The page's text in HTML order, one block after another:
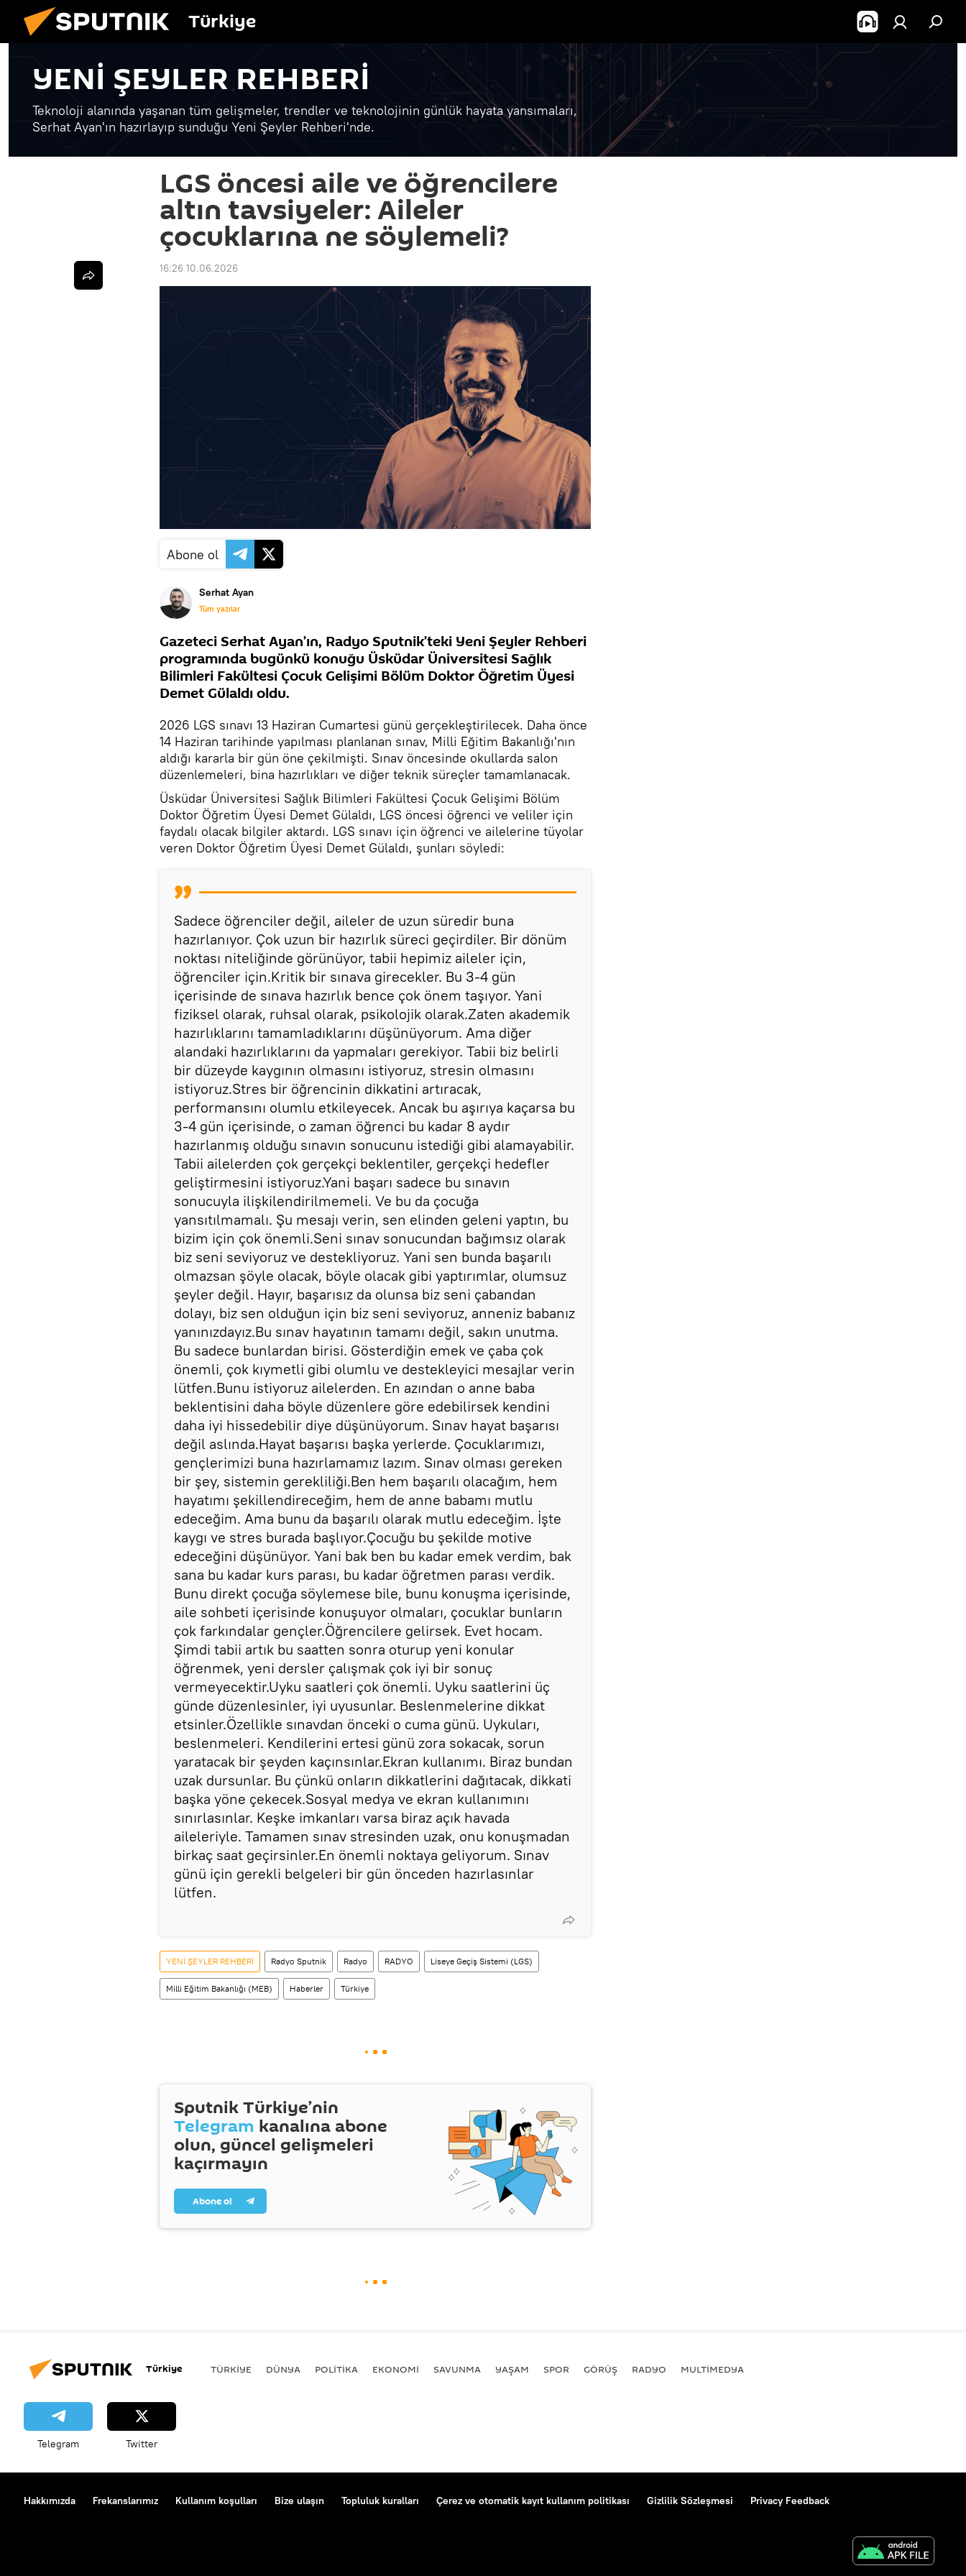
Türkiye
YENİ ŞEYLER REHBERİ
Teknoloji alanında yaşanan tüm gelişmeler, trendler ve teknolojinin günlük hayata yansımaları,
Serhat Ayan'ın hazırlayıp sunduğu Yeni Şeyler Rehberi'nde.
LGS öncesi aile ve öğrencilere
altın tavsiyeler: Aileler
çocuklarına ne söylemeli?
16:26 10.06.2026
Abone ol
Serhat Ayan
Tüm yazılar
Gazeteci Serhat Ayan’ın, Radyo Sputnik’teki Yeni Şeyler Rehberi
programında bugünkü konuğu Üsküdar Üniversitesi Sağlık
Bilimleri Fakültesi Çocuk Gelişimi Bölüm Doktor Öğretim Üyesi
Demet Gülaldı oldu.
2026 LGS sınavı 13 Haziran Cumartesi günü gerçekleştirilecek. Daha önce
14 Haziran tarihinde yapılması planlanan sınav, Milli Eğitim Bakanlığı'nın
aldığı kararla bir gün öne çekilmişti. Sınav öncesinde okullarda salon
düzenlemeleri, bina hazırlıkları ve diğer teknik süreçler tamamlanacak.
Üsküdar Üniversitesi Sağlık Bilimleri Fakültesi Çocuk Gelişimi Bölüm
Doktor Öğretim Üyesi Demet Gülaldı, LGS öncesi öğrenci ve veliler için
faydalı olacak bilgiler aktardı. LGS sınavı için öğrenci ve ailelerine tüyolar
veren Doktor Öğretim Üyesi Demet Gülaldı, şunları söyledi:
Sadece öğrenciler değil, aileler de uzun süredir buna
hazırlanıyor. Çok uzun bir hazırlık süreci geçirdiler. Bir dönüm
noktası niteliğinde görünüyor, tabii hepimiz aileler için,
öğrenciler için.Kritik bir sınava girecekler. Bu 3-4 gün
içerisinde de sınava hazırlık bence çok önem taşıyor. Yani
fiziksel olarak, ruhsal olarak, psikolojik olarak.Zaten akademik
hazırlıklarını tamamladıklarını düşünüyorum. Ama diğer
alandaki hazırlıklarını da yapmaları gerekiyor. Tabii biz belirli
bir düzeyde kaygının olmasını istiyoruz, stresin olmasını
istiyoruz.Stres bir öğrencinin dikkatini artıracak,
performansını olumlu etkileyecek. Ancak bu aşırıya kaçarsa bu
3-4 gün içerisinde, o zaman öğrenci bu kadar 8 aydır
hazırlanmış olduğu sınavın sonucunu istediği gibi alamayabilir.
Tabii ailelerden çok gerçekçi beklentiler, gerçekçi hedefler
geliştirmesini istiyoruz.Yani başarı sadece bu sınavın
sonucuyla ilişkilendirilmemeli. Ve bu da çocuğa
yansıtılmamalı. Şu mesajı verin, sen elinden geleni yaptın, bu
bizim için çok önemli.Seni sınav sonucundan bağımsız olarak
biz seni seviyoruz ve destekliyoruz. Yani sen bunda başarılı
olmazsan şöyle olacak, böyle olacak gibi yaptırımlar, olumsuz
şeyler değil. Hayır, başarısız da olunsa biz seni çabandan
dolayı, biz sen olduğun için biz seni seviyoruz, anneniz babanız
yanınızdayız.Bu sınav hayatının tamamı değil, sakın unutma.
Bu sadece bunlardan birisi. Gösterdiğin emek ve çaba çok
önemli, çok kıymetli gibi olumlu ve destekleyici mesajlar verin
lütfen.Bunu istiyoruz ailelerden. En azından o anne baba
beklentisini daha böyle düzenlere göre edebilirsek kendini
daha iyi hissedebilir diye düşünüyorum. Sınav hayat başarısı
değil aslında.Hayat başarısı başka yerlerde. Çocuklarımızı,
gençlerimizi buna hazırlamamız lazım. Sınav olması gereken
bir şey, sistemin gerekliliği.Ben hem başarılı olacağım, hem
hayatımı şekillendireceğim, hem de anne babamı mutlu
edeceğim. Ama bunu da başarılı olarak mutlu edeceğim. İşte
kaygı ve stres burada başlıyor.Çocuğu bu şekilde motive
edeceğini düşünüyor. Yani bak ben bu kadar emek verdim, bak
sana bu kadar kurs parası, bu kadar öğretmen parası verdik.
Bunu direkt çocuğa söylemese bile, bunu konuşma içerisinde,
aile sohbeti içerisinde konuşuyor olmaları, çocuklar bunların
çok farkındalar gençler.Öğrencilere gelirsek. Evet hocam.
Şimdi tabii artık bu saatten sonra oturup yeni konular
öğrenmek, yeni dersler çalışmak çok iyi bir sonuç
vermeyecektir.Uyku saatleri çok önemli. Uyku saatlerini üç
günde düzenlesinler, iyi uyusunlar. Beslenmelerine dikkat
etsinler.Özellikle sınavdan önceki o cuma günü. Uykuları,
beslenmeleri. Kendilerini ertesi günü zora sokacak, sorun
yaratacak bir şeyden kaçınsınlar.Ekran kullanımı. Biraz bundan
uzak dursunlar. Bu çünkü onların dikkatlerini dağıtacak, dikkati
başka yöne çekecek.Sosyal medya ve ekran kullanımını
sınırlasınlar. Keşke imkanları varsa biraz açık havada
aileleriyle. Tamamen sınav stresinden uzak, onu konuşmadan
birkaç saat geçirsinler.En önemli noktaya geliyorum. Sınav
günü için gerekli belgeleri bir gün önceden hazırlasınlar
lütfen.
YENİ ŞEYLER REHBERİ Radyo Sputnik Radyo RADYO Liseye Geçiş Sistemi (LGS)
Milli Eğitim Bakanlığı (MEB) Haberler Türkiye
Sputnik Türkiye’nin
Telegram kanalına abone
olun, güncel gelişmeleri
kaçırmayın
Abone ol
Türkiye TÜRKIYE DÜNYA POLİTİKA EKONOMİ SAVUNMA YAŞAM SPOR GÖRÜŞ RADYO MULTİMEDYA
Telegram Twitter
Hakkımızda Frekanslarımız Kullanım koşulları Bize ulaşın Topluluk kuralları Çerez ve otomatik kayıt kullanım politikası Gizlilik Sözleşmesi Privacy Feedback